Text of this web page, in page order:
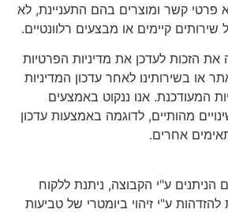
פרטי קשר ומוצרים בהם התעניינת, לא
קיימים או מבצעים רלוונטיים.
הזכות לעדכן את מדיניות הפרטיות
או בשירותינו לאחר עדכון המדיניות
המעודכנת. אנו ננקוט באמצעים
מהותיים, לדוגמה באמצעות עדכון
אחרים.
הניתנים ע"י הקבוצה, ניתנת ללקוח
ע"י זיהוי ביומטרי של טביעות